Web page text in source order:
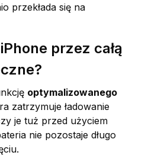
przekłada się na
przez całą
optymalizowanego
zatrzymuje ładowanie
je tuż przed użyciem
nie pozostaje długo